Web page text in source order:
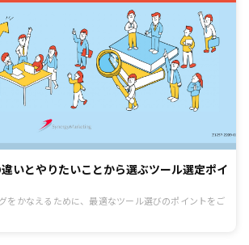
いとやりたいことから選ぶツール選定ポイ
をかなえるために、最適なツール選びのポイントをご